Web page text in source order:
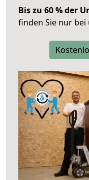
Bis zu 60 % der
finden Sie nur bei